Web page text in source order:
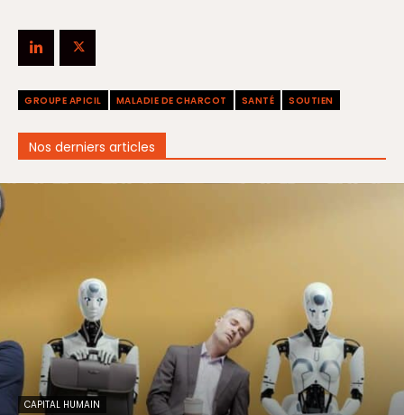
GROUPE APICIL MALADIE DE CHARCOT SANTÉ SOUTIEN
Nos derniers articles
CAPITAL HUMAIN